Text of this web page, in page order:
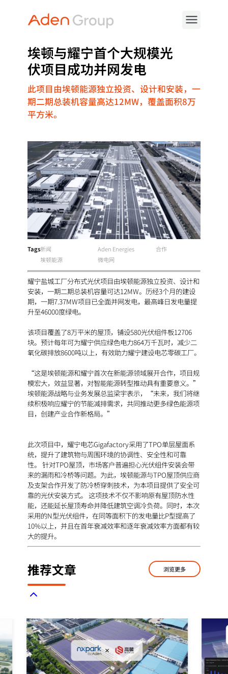
埃顿与耀宁首个大规模光
伏项目成功并网发电
此项目由埃顿能源独立投资、设计和安装，一
期二期总装机容量高达12MW，覆盖面积8万
平方米。
Tags新闻 Aden Energies
合作
埃顿能源
微电网
耀宁盐城工厂分布式光伏项目由埃顿能源独立投资、设计和
安装，一期二期总装机容量可达12MW。历经3个月的建设
期，一期7.37MW项目已全面并网发电，最高峰日发电量提
升至46000度绿电。
该项目覆盖了8万平米的屋顶，铺设580光伏组件板12706
块。预计每年可为耀宁供应绿色电力864万千瓦时，减少二
氧化碳排放8600吨以上，有效助力耀宁建设电芯零碳工厂。
“这是埃顿能源和耀宁首次在新能源领域展开合作，项目规
模宏大，效益显著，对智能能源转型推动具有重要意义。”
埃顿能源战略与业务发展总监梁宇表示，“未来，我们将继
续积极响应耀宁的节能减排需求，共同推动更多绿色能源项
目，创建产业合作新格局。”
此次项目中，耀宁电芯Gigafactory采用了TPO单层屋面系
统，提升了建筑物与周围环境的协调性、安全性和可靠
性。 针对TPO屋顶，市场客户普遍担心光伏组件安装会带
来的漏雨和冷桥等问题。为此，埃顿能源与TPO屋顶供应商
及支架合作开发了防冷桥穿刺技术，为本项目提供了安全可
靠的光伏安装方式。 这项技术不仅不影响原有屋顶防水性
能，还能延长屋顶寿命并降低建筑空调冷负荷。同时，本次
采用的N型光伏组件，在同等面积下的发电量比P型提高了
10%以上，并且在首年衰减效率和逐年衰减效率方面都有较
大的提升。
推荐文章 浏览更多